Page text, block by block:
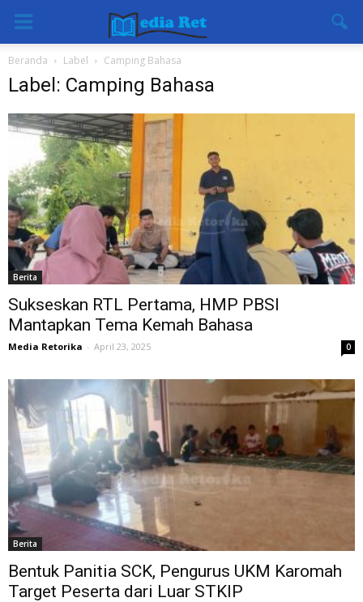
Beranda Label Camping Bahasa
Label: Camping Bahasa
Berita
Sukseskan RTL Pertama, HMP PBSI
Mantapkan Tema Kemah Bahasa
Media Retorika - April 23, 2025 0
Berita
Bentuk Panitia SCK, Pengurus UKM Karomah
Target Peserta dari Luar STKIP